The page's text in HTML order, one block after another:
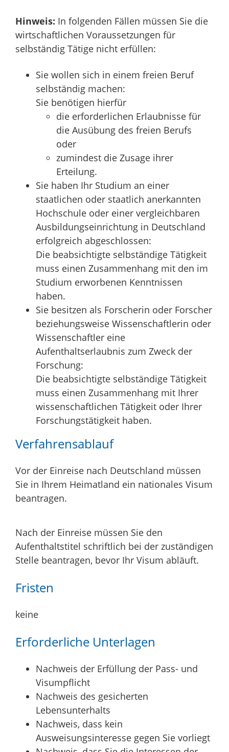
Hinweis: In folgenden Fällen müssen Sie die
wirtschaftlichen Voraussetzungen für
selbständig Tätige nicht erfüllen:
Sie wollen sich in einem freien Beruf
selbständig machen:
Sie benötigen hierfür
die erforderlichen Erlaubnisse für
die Ausübung des freien Berufs
oder
zumindest die Zusage ihrer
Erteilung.
Sie haben Ihr Studium an einer
staatlichen oder staatlich anerkannten
Hochschule oder einer vergleichbaren
Ausbildungseinrichtung in Deutschland
erfolgreich abgeschlossen:
Die beabsichtigte selbständige Tätigkeit
muss einen Zusammenhang mit den im
Studium erworbenen Kenntnissen
haben.
Sie besitzen als Forscherin oder Forscher
beziehungsweise Wissenschaftlerin oder
Wissenschaftler eine
Aufenthaltserlaubnis zum Zweck der
Forschung:
Die beabsichtigte selbständige Tätigkeit
muss einen Zusammenhang mit Ihrer
wissenschaftlichen Tätigkeit oder Ihrer
Forschungstätigkeit haben.
Verfahrensablauf
Vor der Einreise nach Deutschland müssen
Sie in Ihrem Heimatland ein nationales Visum
beantragen.
Nach der Einreise müssen Sie den
Aufenthaltstitel schriftlich bei der zuständigen
Stelle beantragen, bevor Ihr Visum abläuft.
Fristen
keine
Erforderliche Unterlagen
Nachweis der Erfüllung der Pass- und
Visumpflicht
Nachweis des gesicherten
Lebensunterhalts
Nachweis, dass kein
Ausweisungsinteresse gegen Sie vorliegt